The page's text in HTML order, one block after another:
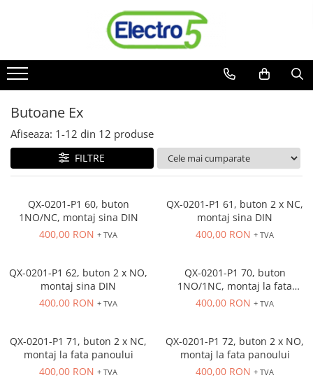
Sisteme de automatizare si control
Automate programabile
Seria DVP-Slim PLC-CPU
Seria DVP Motion-CPU
Seria compacta AS
Simatic S7
inteligente)
Seria iSMART IMO
Seria EASY EATON
Text Panel
Touch Panel / HMI
Solutii industriale Ethernet
Router si switch-uri industriale
Afisoare digitale
Butoane Ex
Afiseaza: 1-12 din 12 produse
FILTRE
QX-0201-P1 60, buton
1NO/NC, montaj sina DIN
400,00 RON + TVA
QX-0201-P1 61, buton 2 x NC,
montaj sina DIN
400,00 RON + TVA
QX-0201-P1 62, buton 2 x NO,
montaj sina DIN
400,00 RON + TVA
QX-0201-P1 70, buton
1NO/1NC, montaj la fata
panoului
400,00 RON + TVA
QX-0201-P1 71, buton 2 x NC,
montaj la fata panoului
400,00 RON + TVA
QX-0201-P1 72, buton 2 x NO,
montaj la fata panoului
400,00 RON + TVA